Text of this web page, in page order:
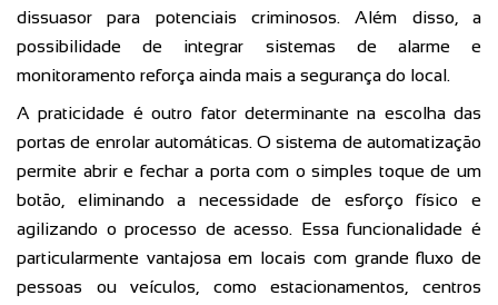
dissuasor para potenciais criminosos. Além disso, a
possibilidade de integrar sistemas de alarme e
monitoramento reforça ainda mais a segurança do local.
A praticidade é outro fator determinante na escolha das
portas de enrolar automáticas. O sistema de automatização
permite abrir e fechar a porta com o simples toque de um
botão, eliminando a necessidade de esforço físico e
agilizando o processo de acesso. Essa funcionalidade é
particularmente vantajosa em locais com grande fluxo de
pessoas ou veículos, como estacionamentos, centros